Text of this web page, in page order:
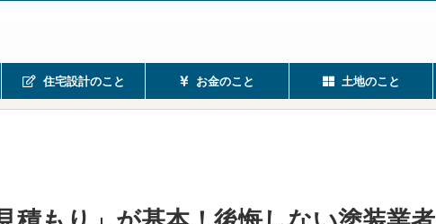
住宅設計のこと お金のこと 土地のこと